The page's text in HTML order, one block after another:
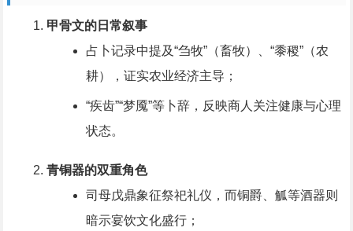
甲骨文的日常叙事
占卜记录中提及“刍牧”（畜牧）、“黍稷”（农
耕），证实农业经济主导；
“疾齿”“梦魇”等卜辞，反映商人关注健康与心理
状态。
青铜器的双重角色
司母戊鼎象征祭祀礼仪，而铜爵、觚等酒器则
暗示宴饮文化盛行；